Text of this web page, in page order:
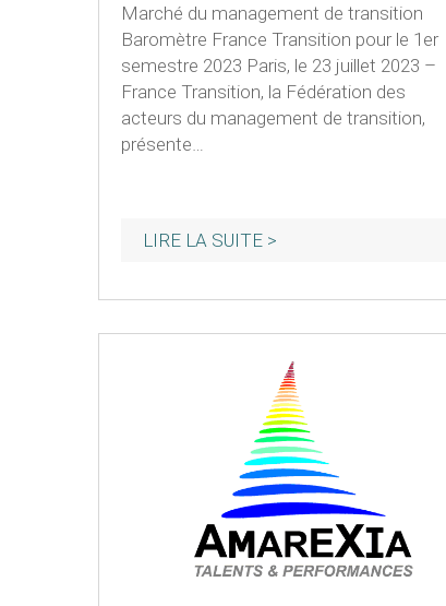
Marché du management de transition
Baromètre France Transition pour le 1er
semestre 2023 Paris, le 23 juillet 2023 –
France Transition, la Fédération des
acteurs du management de transition,
présente…